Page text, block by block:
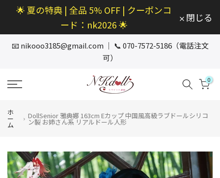
へ
ス
🌟 夏の特典 | 全品 5% OFF | クーポンコ
ード：nk2026 🌟
閉じる
📧 nikooo3185@gmail.com ｜ 📞 070-7572-5186（電話注文
可）
0
ホ
ー
ム
DollSenior 雅典娜 163cm Eカップ 中国風高級ラブドールシリコ
ン製 お姉さん系 リアルドール人形